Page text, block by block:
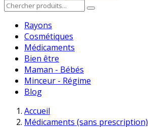
Rayons
Cosmétiques
Médicaments
Bien être
Maman - Bébés
Minceur - Régime
Blog
Accueil
Médicaments (sans prescription)